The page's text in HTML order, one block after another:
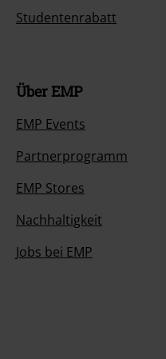
Studentenrabatt
Über EMP
EMP Events
Partnerprogramm
EMP Stores
Nachhaltigkeit
Jobs bei EMP